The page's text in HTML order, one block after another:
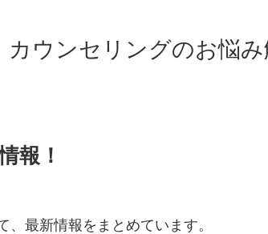
カウンセリングのお悩み
報！
、最新情報をまとめています。